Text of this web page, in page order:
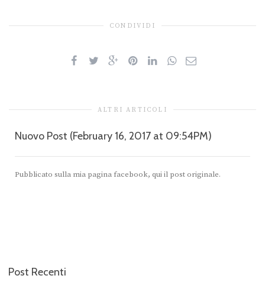
CONDIVIDI
ALTRI ARTICOLI
Nuovo Post (February 16, 2017 at 09:54PM)
Pubblicato sulla mia pagina facebook, qui il post originale.
Post Recenti